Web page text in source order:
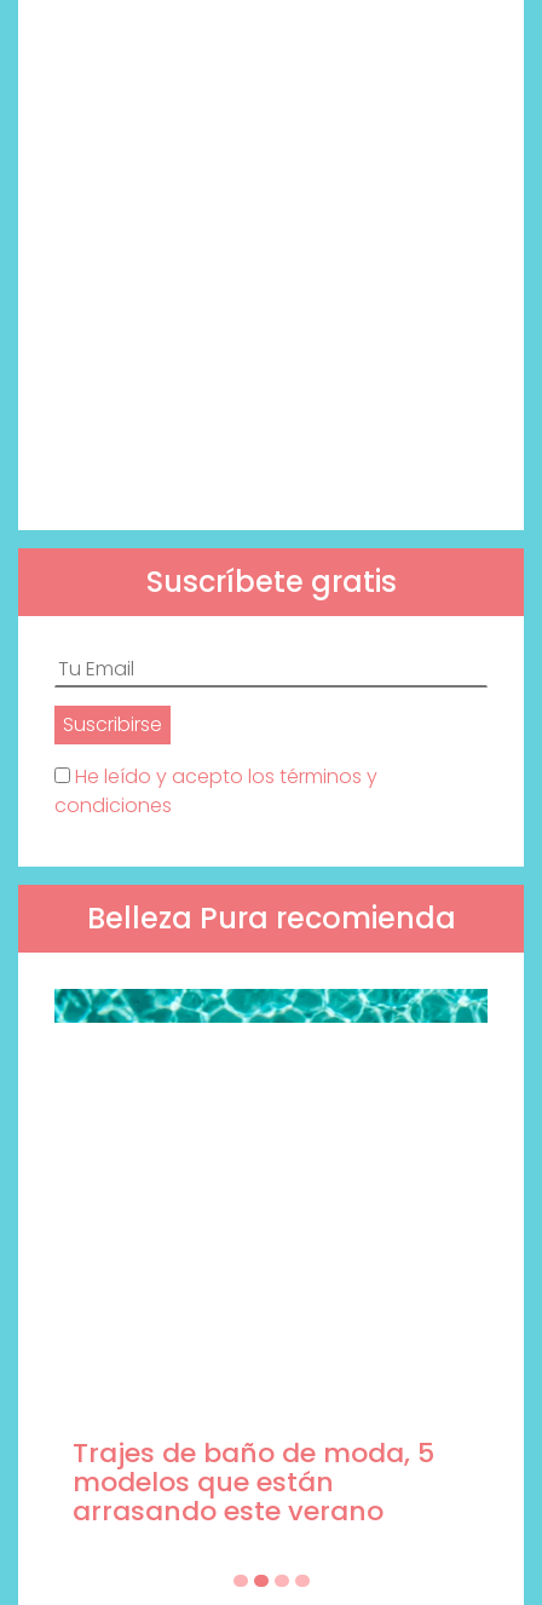
Suscríbete gratis
He leído y acepto los términos y
condiciones
Belleza Pura recomienda
Trajes de baño de moda, 5
modelos que están
arrasando este verano